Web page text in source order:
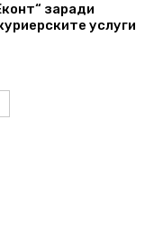
заради
услуги